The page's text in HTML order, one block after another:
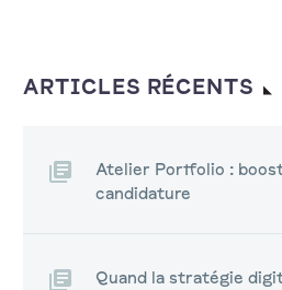
ARTICLES RÉCENTS
Atelier Portfolio :
candidature
Quand la stratégie